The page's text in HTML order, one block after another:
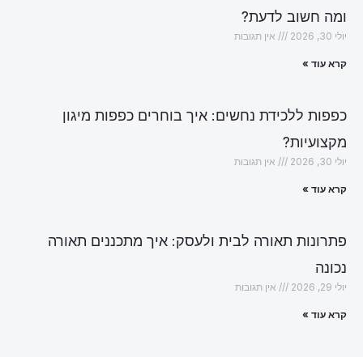
ומה חשוב לדעת?
יולי 30, 2026 אין תגובות
קרא עוד »
כפפות ללכידת נחשים: איך בוחרים כפפות מיגון
מקצועיות?
יולי 30, 2026 אין תגובות
קרא עוד »
פתרונות תאורה לבית ולעסק: איך מתכננים תאורה
נכונה
יולי 29, 2026 אין תגובות
קרא עוד »